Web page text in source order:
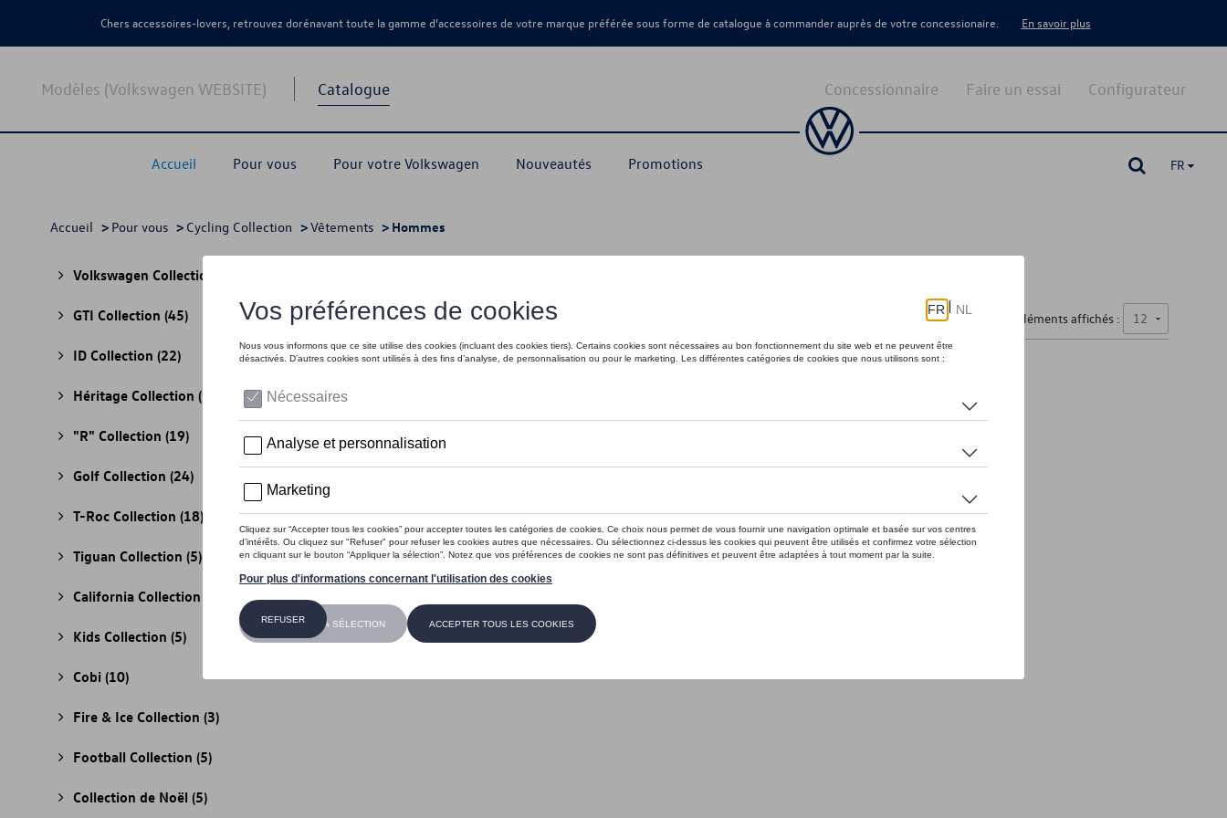
Chers accessoires-lovers, retrouvez dorénavant toute la gamme d’accessoires de votre marque préférée sous forme de catalogue à commander auprès de votre concessionaire. En savoir plus
Modèles (Volkswagen WEBSITE) Catalogue
Accueil Pour vous Pour votre Volkswagen Nouveautés Promotions
Configurateur
Faire un essai
Concessionnaire
FR
Accueil > Pour vous > Cycling Collection >Vêtements > Hommes
Volkswagen Collection
GTI Collection (45)
ID Collection (22)
Héritage Collection (13)
"R" Collection (19)
Golf Collection (24)
T-Roc Collection (18)
Tiguan Collection (5)
California Collection
Kids Collection (5)
Cobi (10)
Fire & Ice Collection (3)
Football Collection (5)
Collection de Noël (5)
Nombre d'éléments affichés :